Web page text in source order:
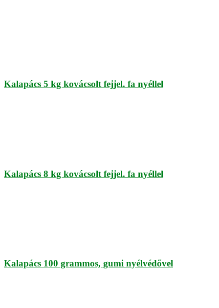
Kalapács 5 kg kovácsolt fejjel. fa nyéllel
Kalapács 8 kg kovácsolt fejjel. fa nyéllel
Kalapács 100 grammos, gumi nyélvédővel